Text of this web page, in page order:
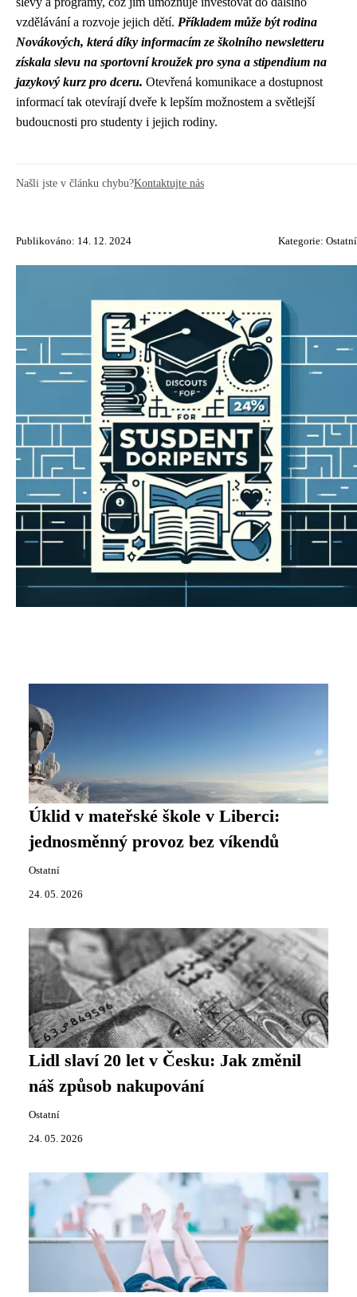
vzdělávání a rozvoje jejich dětí. Příkladem může být rodina
Novákových, která díky informacím ze školního newsletteru
získala slevu na sportovní kroužek pro syna a stipendium na
jazykový kurz pro dceru. Otevřená komunikace a dostupnost
informací tak otevírají dveře k lepším možnostem a světlejší
budoucnosti pro studenty i jejich rodiny.
Našli jste v článku chybu?Kontaktujte nás
Publikováno: 14. 12. 2024 Kategorie: Ostatní
Úklid v mateřské škole v Liberci:
jednosměnný provoz bez víkendů
Ostatní
24. 05. 2026
Lidl slaví 20 let v Česku: Jak změnil
náš způsob nakupování
Ostatní
24. 05. 2026